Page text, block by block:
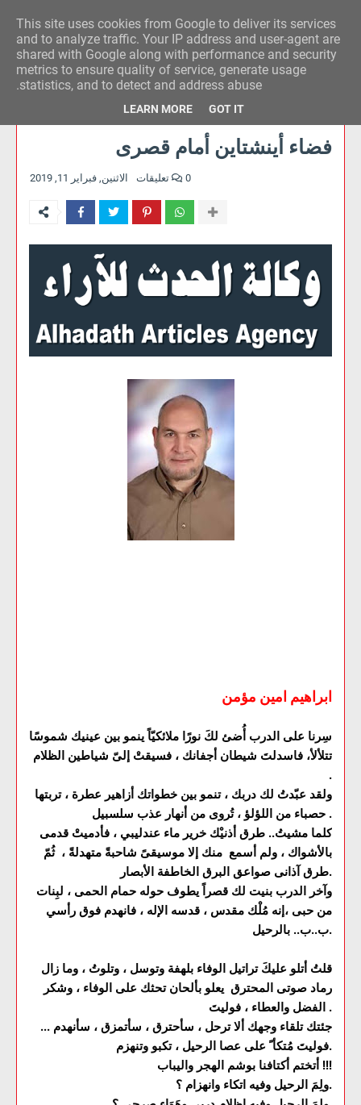
وكالة الحدث للآراء
فضاء أينشتاين أمام قصرى
الاثنين, فبراير 11, 2019 0 تعليقات
ابراهيم امين مؤمن
سِرنا على الدرب أُضئ لكَ نورًا ملائكيّاً ينمو بين عينيك شموسًا
تتلألأ، فاسدلتَ شيطان أجفانك ، فسيقتْ إلىّ شياطين الظلام
.
ولقد عبّدتُ لك دربك ، تنمو بين خطواتك أزاهير عطرة ، تربتها
حصباء من اللؤلؤ ، تُروى من أنهار عذب سلسبيل .
كلما مشيتُ.. طرق أذنيْك خرير ماء عندليبي ، فأدميتْ قدمى
بالأشواك ، ولم أسمع منك إلا موسيقىً شاحبةً متهدلةً ، ثُمّ
طرق آذانى صواعق البرق الخاطفة الأبصار.
وآخر الدرب بنيت لك قصراً يطوف حوله حمام الحمى ، لبِنات
من حبى ،إنه مُلْك مقدس ، قدسه الإله ، فانهدم فوق رأسي
ب..ب.. بالرحيل.
قلتُ أتلو عليكَ تراتيل الوفاء بلهفة وتوسل ، وتلوتُ ، وما زال
رماد صوتى المحترق يعلو بألحان تحثك على الوفاء ، وشكر
الفضل والعطاء ، فوليتَ .
جئتك تلقاء وجهك ألا ترحل ، سأحترق ، سأتمزق ، سأنهدم ...
فوليتَ مُتكأ ً على عصا الرحيل ، تكبو وتنهزم.
أتختم أكتافنا بوشم الهجر واليباب !!!
ولِمَ الرحيل وفيه اتكاء وانهزام ؟.
This site uses cookies from Google to deliver its services
and to analyze traffic. Your IP address and user-agent are
shared with Google along with performance and security
metrics to ensure quality of service, generate usage
statistics, and to detect and address abuse.
LEARN MORE GOT IT